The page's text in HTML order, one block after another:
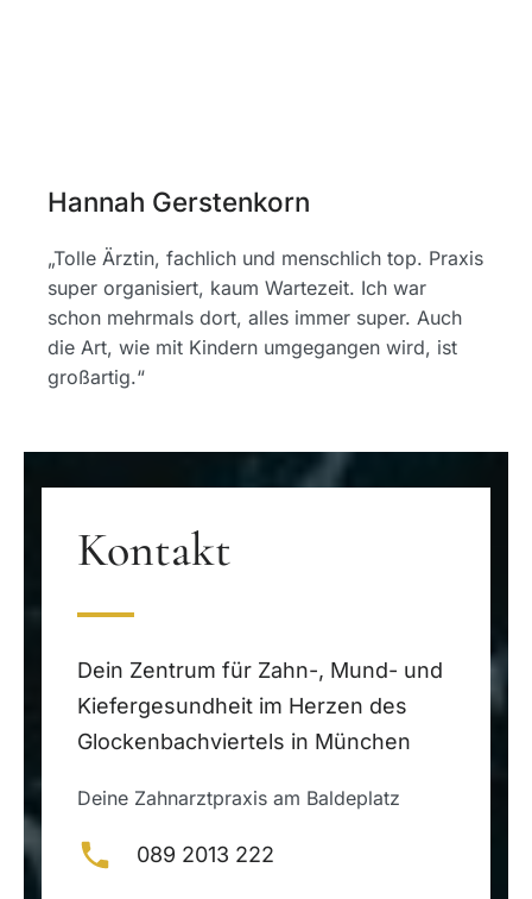
Hannah Gerstenkorn
„Tolle Ärztin, fachlich und menschlich top. Praxis
super organisiert, kaum Wartezeit. Ich war
schon mehrmals dort, alles immer super. Auch
die Art, wie mit Kindern umgegangen wird, ist
großartig.“
Kontakt
Dein Zentrum für Zahn-, Mund- und
Kiefergesundheit im Herzen des
Glockenbachviertels in München
Deine Zahnarztpraxis am Baldeplatz
089 2013 222